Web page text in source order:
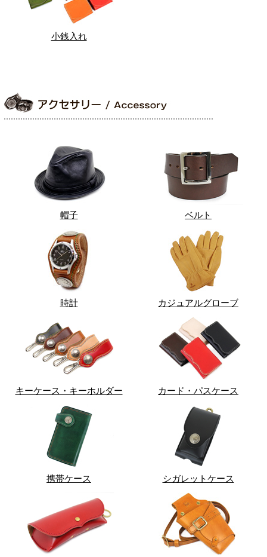
小銭入れ
帽子 ベルト
時計 カジュアルグローブ
キーケース・キーホルダー カード・パスケース
携帯ケース シガレットケース